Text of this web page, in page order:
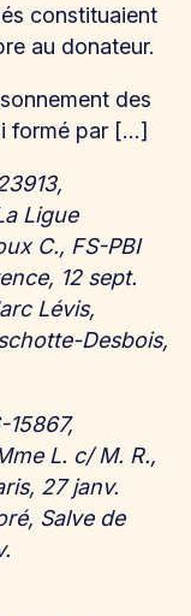
constituaient
au donateur.
des
formé par […]
Ligue
C., FS-PBI
12 sept.
Lévis,
Desbois,
15867,
L. c/ M. R.,
27 janv.
Salve de